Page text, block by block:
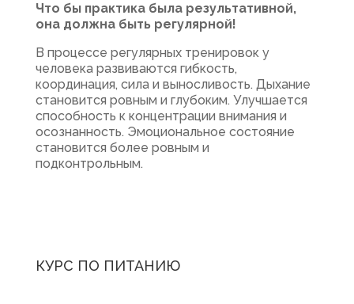
Что бы практика была результативной,
она должна быть регулярной!
В процессе регулярных тренировок у
человека развиваются гибкость,
координация, сила и выносливость. Дыхание
становится ровным и глубоким. Улучшается
способность к концентрации внимания и
осознанность. Эмоциональное состояние
становится более ровным и
подконтрольным.
КУРС ПО ПИТАНИЮ